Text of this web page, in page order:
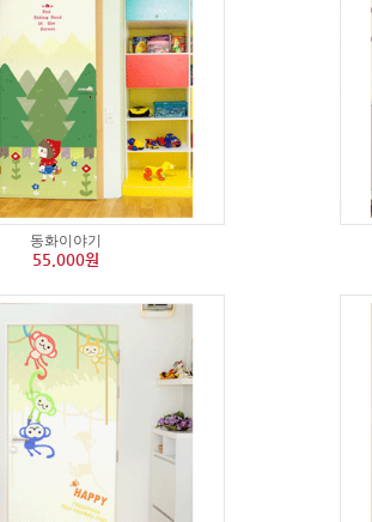
동화이야기
55,000원